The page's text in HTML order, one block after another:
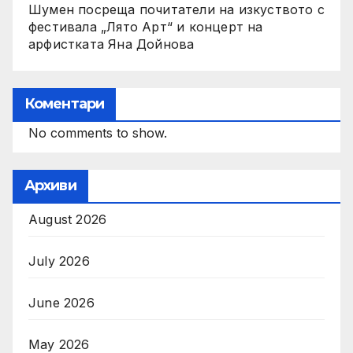
Шумен посреща почитатели на изкуството с
фестивала „Лято Арт“ и концерт на
арфистката Яна Дойнова
Коментари
No comments to show.
Архиви
August 2026
July 2026
June 2026
May 2026